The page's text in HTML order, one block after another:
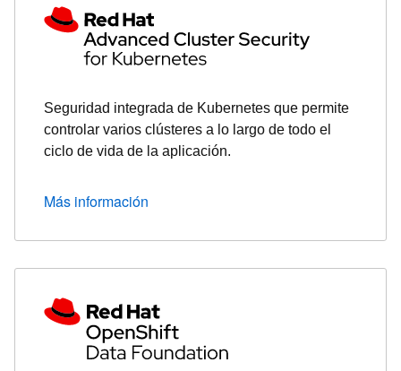
Seguridad integrada de Kubernetes que permite
controlar varios clústeres a lo largo de todo el
ciclo de vida de la aplicación.
Más información